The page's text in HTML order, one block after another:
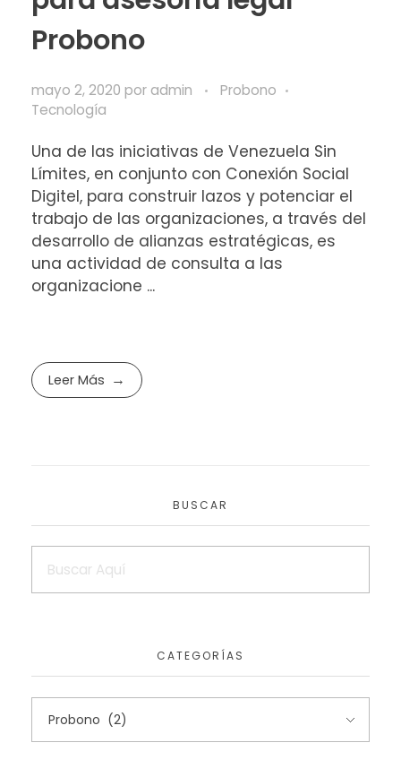
Probono
mayo 2, 2020 por admin
Probono
Tecnología
Una de las iniciativas de Venezuela Sin
Límites, en conjunto con Conexión Social
Digitel, para construir lazos y potenciar el
trabajo de las organizaciones, a través del
desarrollo de alianzas estratégicas, es
una actividad de consulta a las
organizacione ...
Leer Más
BUSCAR
CATEGORÍAS